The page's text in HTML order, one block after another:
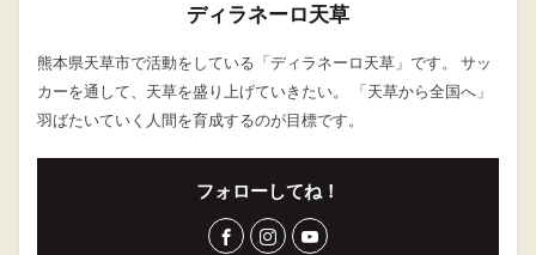
ディラネーロ天草
熊本県天草市で活動をしている「ディラネーロ天草」です。 サッ
カーを通して、天草を盛り上げていきたい。 「天草から全国へ」
羽ばたいていく人間を育成するのが目標です。
フォローしてね！